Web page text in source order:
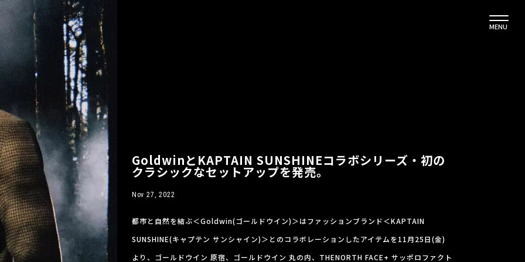
MENU
GoldwinとKAPTAIN SUNSHINEコラボシリーズ・初の
クラシックなセットアップを発売。
Nov 27, 2022
都市と自然を結ぶ＜Goldwin(ゴールドウイン)＞はファッションブランド＜KAPTAIN
SUNSHINE(キャプテン サンシャイン)＞とのコラボレーションしたアイテムを11月25日(金)
より、ゴールドウイン 原宿、ゴールドウイン 丸の内、THENORTH FACE+ サッポロファクト